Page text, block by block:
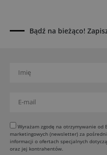
04.08.2026
03.08.2026
bijakowe
Rzepak hybrydowy:
02.08.2026
Europejski przemysł
Bądź na bieżąco!
Wyrażam zgodę na otrzymywanie od
marketingowych (newsletter) za
informacji o ofertach specjalnych
oraz jej kontrahentów.